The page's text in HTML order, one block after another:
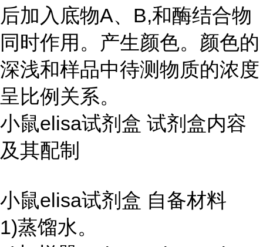
后加入底物A、B,和酶结合物
同时作用。产生颜色。颜色的
深浅和样品中待测物质的浓度
呈比例关系。
小鼠elisa试剂盒 试剂盒内容
及其配制
小鼠elisa试剂盒 自备材料
1)蒸馏水。